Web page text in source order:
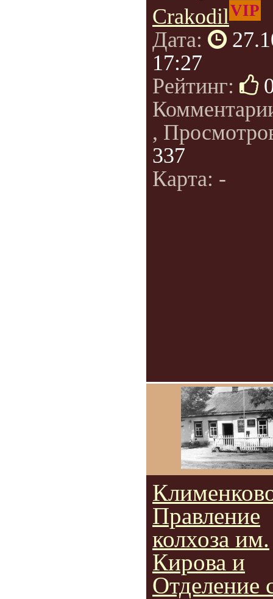
CrakodilVIP
Дата:
17:27
Рейтинг:
,
337
Карта: -
Правление
колхоза им.
Кирова и
Отделение